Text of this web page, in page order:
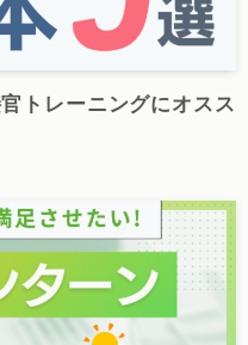
トレーニングにオスス